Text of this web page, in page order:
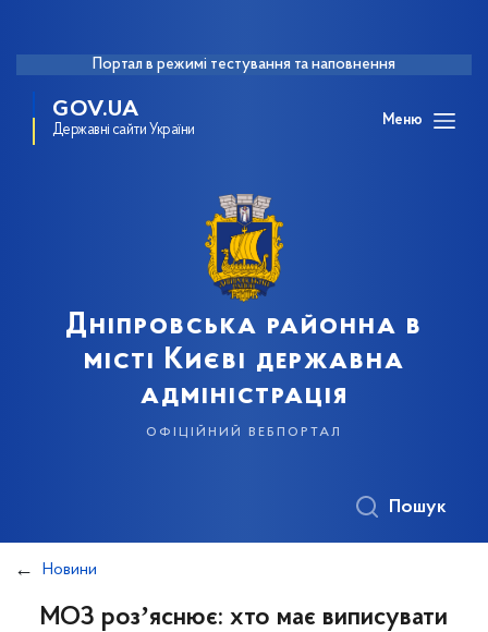
Портал в режимі тестування та наповнення
GOV.UA
Державні сайти України
Меню
Дніпровська районна в
місті Києві державна
адміністрація
офіційний вебпортал
Пошук
Новини
МОЗ розʼяснює: хто має виписувати